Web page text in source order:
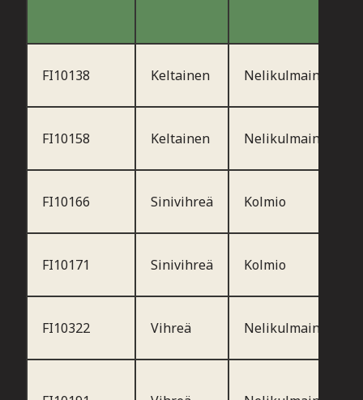
FI10138 Keltainen Nelikulmainen
FI10158 Keltainen Nelikulmainen
FI10166 Sinivihreä Kolmio
FI10171 Sinivihreä Kolmio
FI10322 Vihreä Nelikulmainen